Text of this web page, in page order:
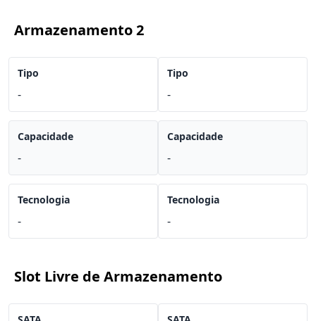
Armazenamento 2
Tipo
-
Capacidade
-
Tecnologia
-
Tipo
-
Capacidade
-
Tecnologia
-
Slot Livre de Armazenamento